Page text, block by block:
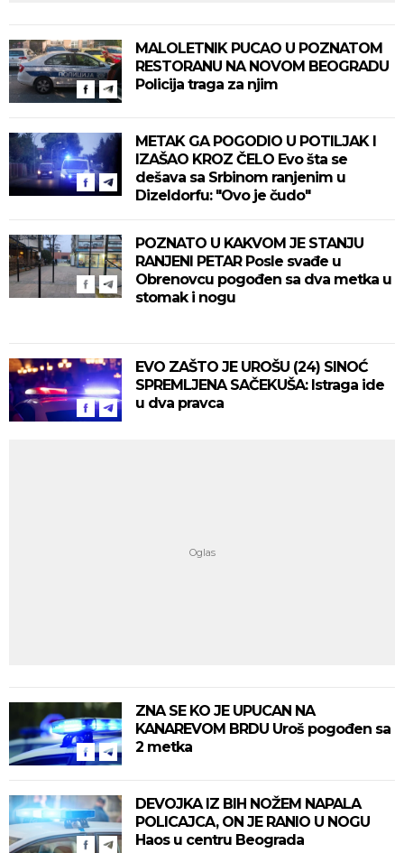
MALOLETNIK PUCAO U POZNATOM
RESTORANU NA NOVOM BEOGRADU
Policija traga za njim
METAK GA POGODIO U POTILJAK I
IZAŠAO KROZ ČELO Evo šta se
dešava sa Srbinom ranjenim u
Dizeldorfu: "Ovo je čudo"
POZNATO U KAKVOM JE STANJU
RANJENI PETAR Posle svađe u
Obrenovcu pogođen sa dva metka u
stomak i nogu
EVO ZAŠTO JE UROŠU (24) SINOĆ
SPREMLJENA SAČEKUŠA: Istraga ide
u dva pravca
ZNA SE KO JE UPUCAN NA
KANAREVOM BRDU Uroš pogođen sa
2 metka
DEVOJKA IZ BIH NOŽEM NAPALA
POLICAJCA, ON JE RANIO U NOGU
Haos u centru Beograda